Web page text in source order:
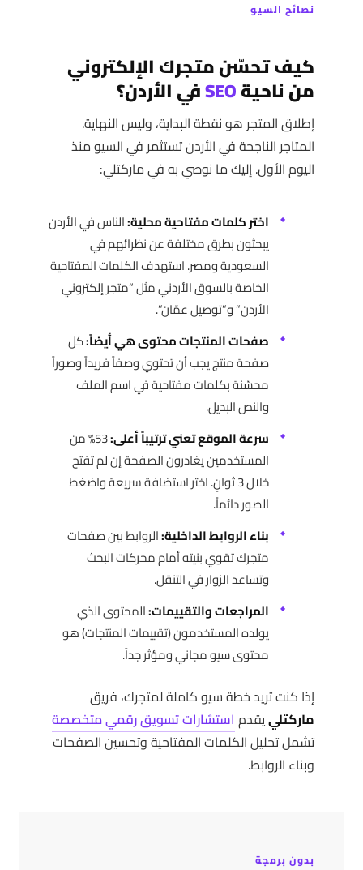
نصائح السيو
كيف تحسّن متجرك الإلكتروني
من ناحيةSEOفي الأردن؟
إطلاق المتجر هو نقطة البداية، وليس النهاية.
المتاجر الناجحة في الأردن تستثمر في السيو منذ
اليوم الأول. إليك ما نوصي به في ماركتلي:
اختر كلمات مفتاحية محلية:الناس في الأردن
يبحثون بطرق مختلفة عن نظرائهم في
السعودية ومصر. استهدف الكلمات المفتاحية
الخاصة بالسوق الأردني مثل “متجر إلكتروني
الأردن” و”توصيل عمّان”.
صفحات المنتجات محتوى هي أيضاً:كل
صفحة منتج يجب أن تحتوي وصفاً فريداً وصوراً
محسّنة بكلمات مفتاحية في اسم الملف
والنص البديل.
سرعة الموقع تعني ترتيباً أعلى:
53% من
المستخدمين يغادرون الصفحة إن لم تفتح
خلال 3 ثوانٍ. اختر استضافة سريعة واضغط
الصور دائماً.
بناء الروابط الداخلية:الروابط بين صفحات
متجرك تقوي بنيته أمام محركات البحث
وتساعد الزوار في التنقل.
المراجعات والتقييمات:المحتوى الذي
يولده المستخدمون (تقييمات المنتجات) هو
محتوى سيو مجاني ومؤثر جداً.
إذا كنت تريد خطة سيو كاملة لمتجرك، فريق
ماركتلييقدم استشارات تسويق رقمي متخصصة
تشمل تحليل الكلمات المفتاحية وتحسين الصفحات
وبناء الروابط.
بدون برمجة